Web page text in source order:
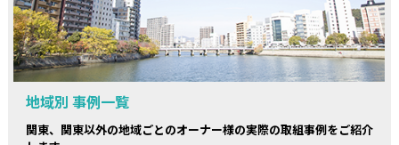
地域別 事例一覧
関東、関東以外の地域ごとのオーナー様の実際の取組事例をご紹介